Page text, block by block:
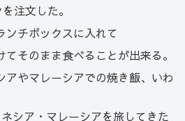
注文した。
ンチボックスに入れて
そのまま食べることが出来る。
アやマレーシアでの焼き飯、いわ
シア・マレーシアを旅してきた